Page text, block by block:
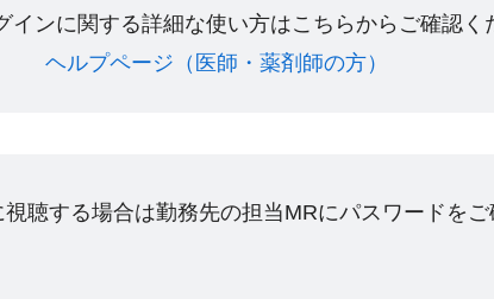
インに関する詳細な使い方はこちらからご確認く
ヘルプページ（医師・薬剤師の方）​
聴する場合は勤務先の担当MRにパスワードをご